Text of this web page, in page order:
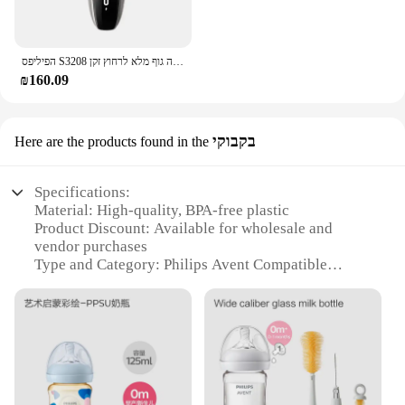
הפיליפס S3208 חדש סדרת 3000 מחדש מקורי שייבר חשמלי טעינה מהירה גוף מלא לרחוץ זקן
₪160.09
Here are the products found in the בקבוקי
Specifications:
Material: High-quality, BPA-free plastic
Product Discount: Available for wholesale and
vendor purchases
Type and Category: Philips Avent Compatible
Design and Style: Ergonomic and user-friendly
Usage and Purpose: Ideal for feeding infants with
Philips Avent products
Typical Adaptive Scenario: Perfect for on-the-go
parents and caregivers